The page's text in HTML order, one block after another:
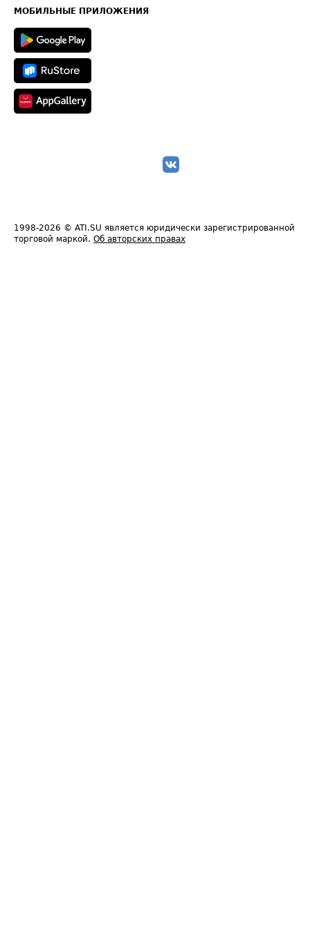
Техническая информация
МОБИЛЬНЫЕ ПРИЛОЖЕНИЯ
1998-2026 © ATI.SU является юридически зарегистрированной
торговой маркой. Об авторских правах